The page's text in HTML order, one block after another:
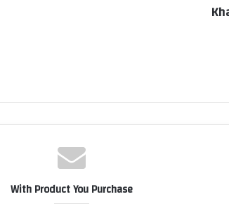
With Product You Purchase